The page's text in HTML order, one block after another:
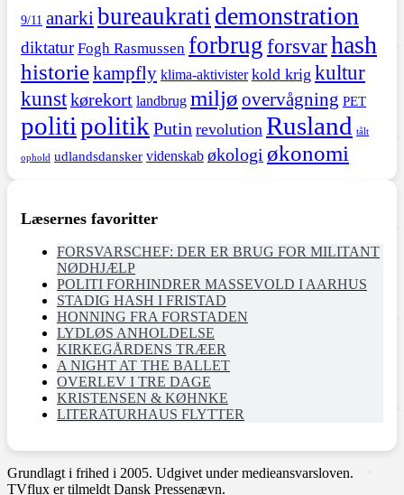
9/11 anarki bureaukrati demonstration
diktatur Fogh Rasmussen forbrugforsvarhash
historiekampfly klima-aktivister kold krig kultur
kunstkørekort landbrug miljø overvågning PET
politipolitik Putin revolution Rusland tålt
ophold udlandsdansker videnskab økologi økonomi
Læsernes favoritter
FORSVARSCHEF: DER ER BRUG FOR MILITANT
NØDHJÆLP
POLITI FORHINDRER MASSEVOLD I AARHUS
STADIG HASH I FRISTAD
HONNING FRA FORSTADEN
LYDLØS ANHOLDELSE
KIRKEGÅRDENS TRÆER
A NIGHT AT THE BALLET
OVERLEV I TRE DAGE
KRISTENSEN & KØHNKE
LITERATURHAUS FLYTTER
Grundlagt i frihed i 2005. Udgivet under medieansvarsloven.
TVflux er tilmeldt Dansk Pressenævn.